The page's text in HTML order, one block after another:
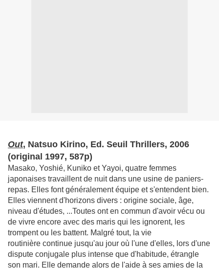
Out, Natsuo Kirino, Ed. Seuil Thrillers, 2006
(original 1997, 587p)
Masako, Yoshié, Kuniko et Yayoi, quatre femmes
japonaises travaillent de nuit dans une usine de paniers-
repas. Elles font généralement équipe et s'entendent bien.
Elles viennent d'horizons divers : origine sociale, âge,
niveau d'études, ...Toutes ont en commun d'avoir vécu ou
de vivre encore avec des maris qui les ignorent, les
trompent ou les battent. Malgré tout, la vie
routinière continue jusqu'au jour où l'une d'elles, lors d'une
dispute conjugale plus intense que d'habitude, étrangle
son mari. Elle demande alors de l'aide à ses amies de la